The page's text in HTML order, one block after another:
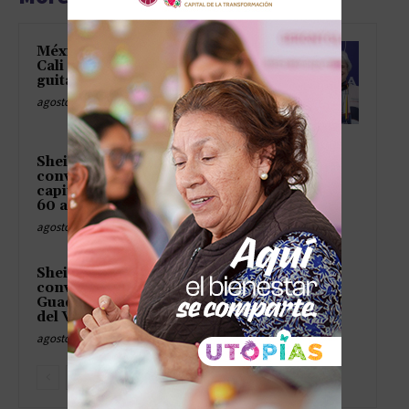
México afina su diplomacia en
Cali como si afinara una
guitarra en plena fiesta
agosto 8, 2026
Sheinbaum y Gómez
convierten Naucalpan en
capital de las pensionadas de
60 a 64
agosto 8, 2026
Sheinbaum y Gómez
convierten el Lago de
Guadalupe en surtidor oficial
del Valle de México
agosto 8, 2026